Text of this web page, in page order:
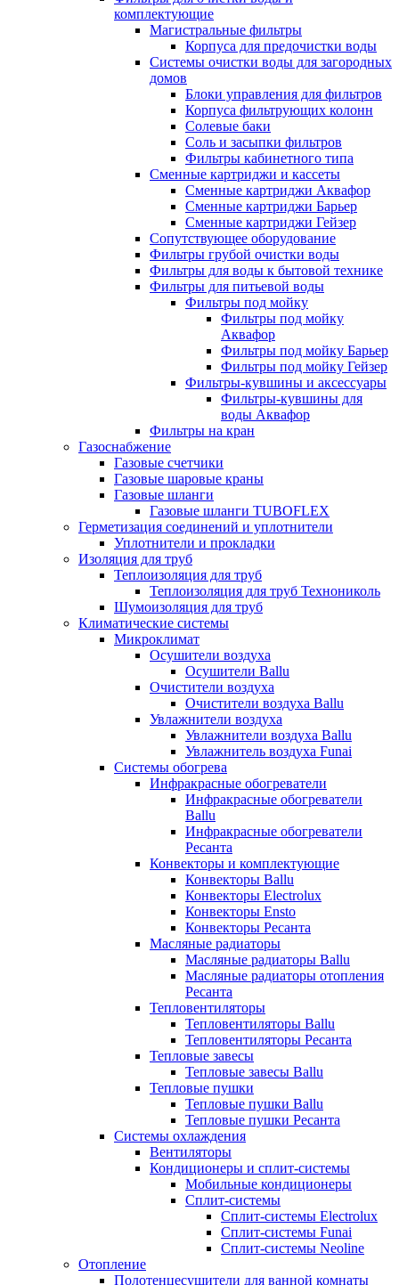
комплектующие
Магистральные фильтры
Корпуса для предочистки воды
Системы очистки воды для загородных
домов
Блоки управления для фильтров
Корпуса фильтрующих колонн
Солевые баки
Соль и засыпки фильтров
Фильтры кабинетного типа
Сменные картриджи и кассеты
Сменные картриджи Аквафор
Сменные картриджи Барьер
Сменные картриджи Гейзер
Сопутствующее оборудование
Фильтры грубой очистки воды
Фильтры для воды к бытовой технике
Фильтры для питьевой воды
Фильтры под мойку
Фильтры под мойку
Аквафор
Фильтры под мойку Барьер
Фильтры под мойку Гейзер
Фильтры-кувшины и аксессуары
Фильтры-кувшины для
воды Аквафор
Фильтры на кран
Газоснабжение
Газовые счетчики
Газовые шаровые краны
Газовые шланги
Газовые шланги TUBOFLEX
Герметизация соединений и уплотнители
Уплотнители и прокладки
Изоляция для труб
Теплоизоляция для труб
Теплоизоляция для труб Технониколь
Шумоизоляция для труб
Климатические системы
Микроклимат
Осушители воздуха
Осушители Ballu
Очистители воздуха
Очистители воздуха Ballu
Увлажнители воздуха
Увлажнители воздуха Ballu
Увлажнитель воздуха Funai
Системы обогрева
Инфракрасные обогреватели
Инфракрасные обогреватели
Ballu
Инфракрасные обогреватели
Ресанта
Конвекторы и комплектующие
Конвекторы Ballu
Конвекторы Electrolux
Конвекторы Ensto
Конвекторы Ресанта
Масляные радиаторы
Масляные радиаторы Ballu
Масляные радиаторы отопления
Ресанта
Тепловентиляторы
Тепловентиляторы Ballu
Тепловентиляторы Ресанта
Тепловые завесы
Тепловые завесы Ballu
Тепловые пушки
Тепловые пушки Ballu
Тепловые пушки Ресанта
Системы охлаждения
Вентиляторы
Кондиционеры и сплит-системы
Мобильные кондиционеры
Сплит-системы
Сплит-системы Electrolux
Сплит-системы Funai
Сплит-системы Neoline
Отопление
Полотенцесушители для ванной комнаты